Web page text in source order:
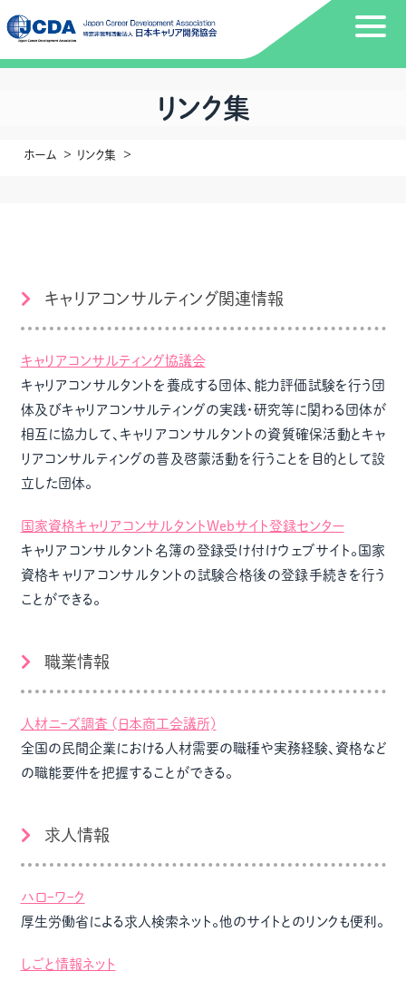
リンク集
ホーム リンク集
キャリアコンサルティング関連情報
キャリアコンサルティング協議会
キャリアコンサルタントを養成する団体、能力評価試験を行う団
体及びキャリアコンサルティングの実践・研究等に関わる団体が
相互に協力して、キャリアコンサルタントの資質確保活動とキャ
リアコンサルティングの普及啓蒙活動を行うことを目的として設
立した団体。
国家資格キャリアコンサルタントWebサイト登録センター
キャリアコンサルタント名簿の登録受け付けウェブサイト。国家
資格キャリアコンサルタントの試験合格後の登録手続きを行う
ことができる。
職業情報
人材ニｰズ調査 (日本商工会議所)
全国の民間企業における人材需要の職種や実務経験、資格など
の職能要件を把握することができる。
求人情報
ハロｰワｰク
厚生労働省による求人検索ネット。他のサイトとのリンクも便利。
しごと情報ネット